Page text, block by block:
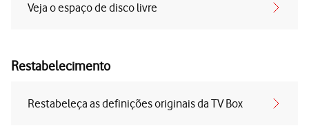
Veja o espaço de disco livre
Restabelecimento
Restabeleça as definições originais da TV Box